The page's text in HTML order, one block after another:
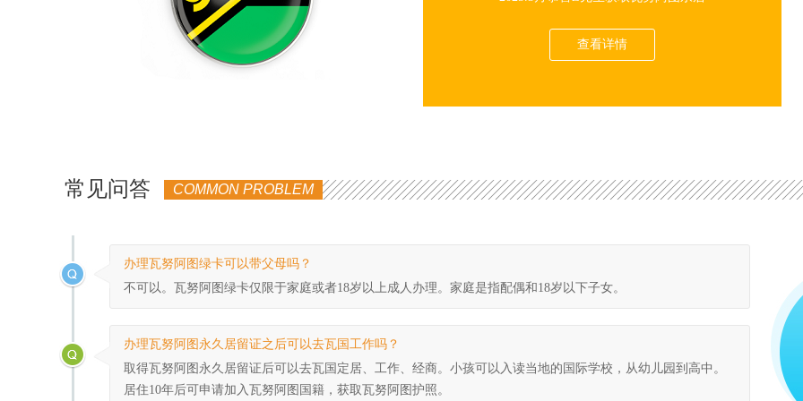
查看详情
常见问答 COMMON PROBLEM
办理瓦努阿图绿卡可以带父母吗？
不可以。 瓦努阿图绿卡仅限于家庭或者18岁以上成人办理。家庭是指配偶和18岁以下子女。
办理瓦努阿图永久居留证之后可以去瓦国工作吗？
取得瓦努阿图永久居留证后可以去瓦国定居、工作、经商。小孩可以入读当地的 国际学校 ，从幼儿园到高中。
居住10年后可申请加入瓦努阿图国籍 ，获取瓦努阿图护照。